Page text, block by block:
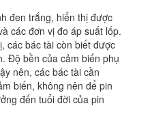
đen trắng, hiển thị được
các đơn vị đo áp suất lốp.
các bác tài còn biết được
Độ bền của cảm biến phụ
nên, các bác tài cần
biến, không nên để pin
đến tuổi đời của pin